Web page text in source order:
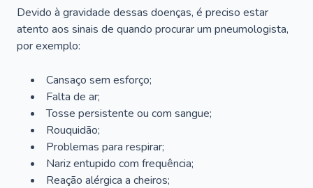
Devido à gravidade dessas doenças, é preciso estar
atento aos sinais de quando procurar um pneumologista,
por exemplo:
Cansaço sem esforço;
Falta de ar;
Tosse persistente ou com sangue;
Rouquidão;
Problemas para respirar;
Nariz entupido com frequência;
Reação alérgica a cheiros;